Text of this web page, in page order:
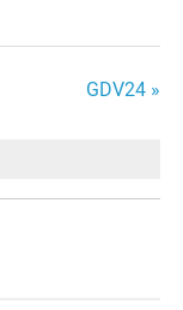
GDV24 »